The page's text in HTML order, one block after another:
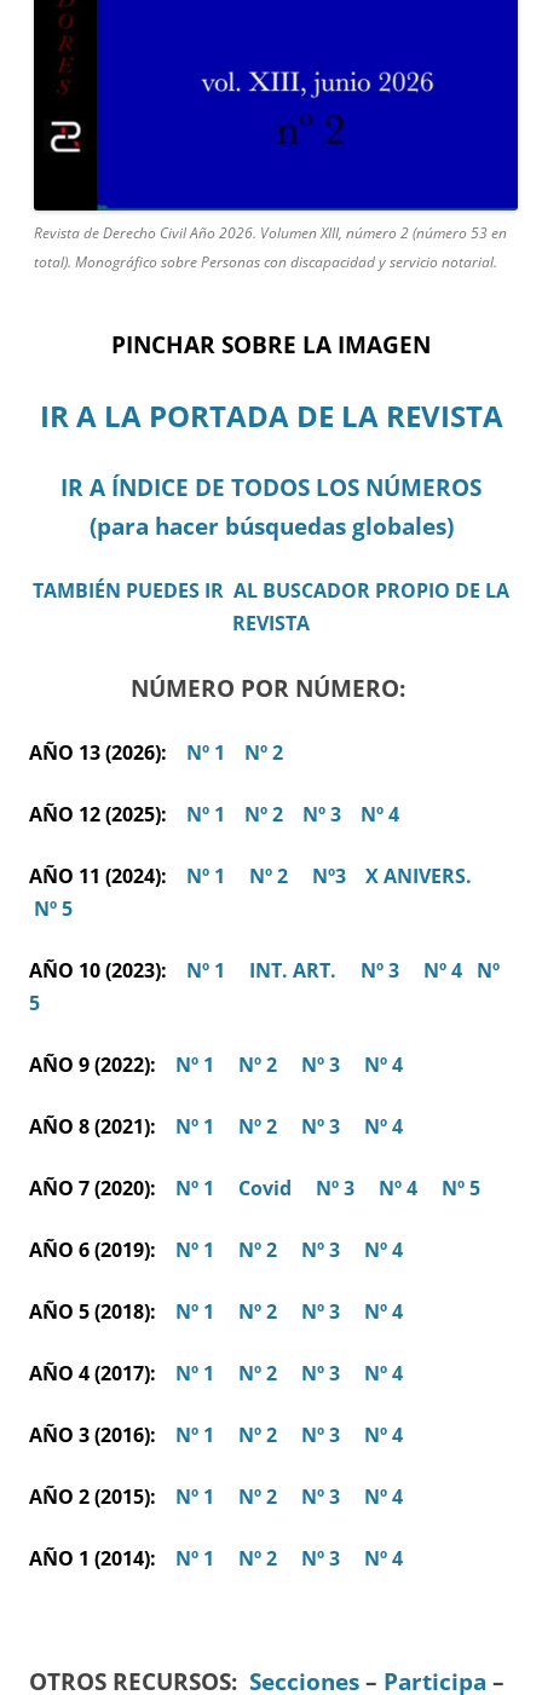
Revista de Derecho Civil Año 2026. Volumen XIII, número 2 (número 53 en
total). Monográfico sobre Personas con discapacidad y servicio notarial.
PINCHAR SOBRE LA IMAGEN
IR A LA PORTADA DE LA REVISTA
IR A ÍNDICE DE TODOS LOS NÚMEROS
(para hacer búsquedas globales)
TAMBIÉN PUEDES IR AL BUSCADOR PROPIO DE LA
REVISTA
NÚMERO POR NÚMERO:
AÑO 13 (2026): Nº 1 Nº 2
AÑO 12 (2025): Nº 1 Nº 2 Nº 3 Nº 4
AÑO 11 (2024): Nº 1 Nº 2 Nº3
X ANIVERS.
Nº 5
AÑO 10 (2023): Nº 1 INT. ART. Nº 3 Nº 4 Nº
5
AÑO 9 (2022): Nº 1 Nº 2 Nº 3 Nº 4
AÑO 8 (2021): Nº 1 Nº 2 Nº 3 Nº 4
AÑO 7 (2020): Nº 1 Covid Nº 3 Nº 4 Nº 5
AÑO 6 (2019): Nº 1 Nº 2 Nº 3 Nº 4
AÑO 5 (2018): Nº 1 Nº 2 Nº 3 Nº 4
AÑO 4 (2017): Nº 1 Nº 2 Nº 3 Nº 4
AÑO 3 (2016): Nº 1 Nº 2 Nº 3 Nº 4
AÑO 2 (2015): Nº 1 Nº 2 Nº 3 Nº 4
AÑO 1 (2014): Nº 1 Nº 2 Nº 3 Nº 4
OTROS RECURSOS: Secciones – Participa –